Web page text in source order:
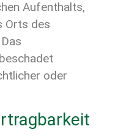
Aufenthalts,
Orts des
oder